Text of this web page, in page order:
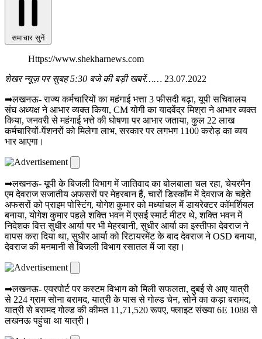
समाचार सुनें
Https://www.shekharnews.com
शेखर न्यूज़ पर सुबह 5:30 बजे की बड़ी खबरें…… 23.07.2022
➡लखनऊ- राज्य कर्मचारियों का महंगाई भत्ता 3 फीसदी बढ़ा, यूपी सचिवालय
संघ अध्यक्ष ने आभार व्यक्त किया, CM योगी का यादवेंद्र मिश्रा ने आभार व्यक्त
किया, जनवरी से महंगाई भत्ते की घोषणा पर आभार जताया, कुल 22 लाख
कर्मचारियों-पेंशनरों को मिलेगा लाभ, सरकार पर लगभग 1100 करोड़ का व्यय
भार आएगा।
➡लखनऊ- यूपी के बिजली विभाग में जातिवाद का बोलबाला चल रहा, चेयरमैन
एम देवराज सजातीय अफसरों पर मेहरबान हैं, चारों डिस्कॉम में देवराज के चहेते
अफसरों को प्राइम पोस्टिंग, योगेश कुमार को मध्यांचल में डायरेक्टर कॉमर्शियल
बनाया, योगेश कुमार पहले शक्ति भवन में एसई स्मार्ट मीटर थे, शक्ति भवन में
निदेशक वित्त सुधीर आर्या पर भी मेहरबानी, सुधीर आर्या का इस्तीफा देवराज ने
वापस करा दिया था, सुधीर आर्या को रिटायरमेंट के बाद देवराज ने OSD बनाया,
देवराज की मनमानी से बिजली विभाग रसातल में जा रहा।
➡लखनऊ- एयरपोर्ट पर कस्टम विभाग को मिली सफलता, दुबई से आए यात्री
से 224 ग्राम सोना बरामद, यात्री के पास से गोल्ड चेन, सोने का कड़ा बरामद,
यात्री से बरामद गोल्ड की कीमत 11,71,520 रूपए, फ्लाइट संख्या 6E 1088 से
लखनऊ पहुंचा था यात्री।